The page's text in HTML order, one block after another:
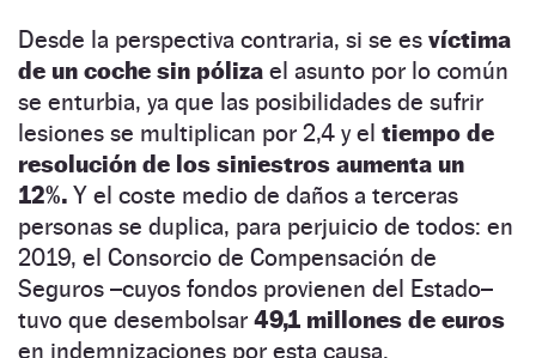
Desde la perspectiva contraria, si se es víctima
de un coche sin póliza el asunto por lo común
se enturbia, ya que las posibilidades de sufrir
lesiones se multiplican por 2,4 y el tiempo de
resolución de los siniestros aumenta un
12%. Y el coste medio de daños a terceras
personas se duplica, para perjuicio de todos: en
2019, el Consorcio de Compensación de
Seguros –cuyos fondos provienen del Estado–
tuvo que desembolsar 49,1 millones de euros
en indemnizaciones por esta causa.